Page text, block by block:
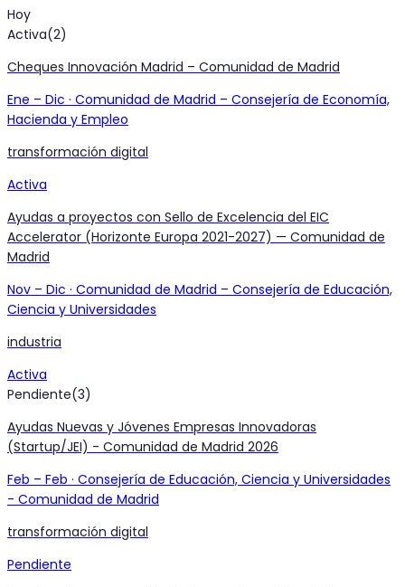
Hoy
Activa(2)
Cheques Innovación Madrid – Comunidad de Madrid
Ene – Dic · Comunidad de Madrid – Consejería de Economía,
Hacienda y Empleo
transformación digital
Activa
Ayudas a proyectos con Sello de Excelencia del EIC
Accelerator (Horizonte Europa 2021-2027) — Comunidad de
Madrid
Nov – Dic · Comunidad de Madrid – Consejería de Educación,
Ciencia y Universidades
industria
Activa
Pendiente(3)
Ayudas Nuevas y Jóvenes Empresas Innovadoras
(Startup/JEI) - Comunidad de Madrid 2026
Feb – Feb · Consejería de Educación, Ciencia y Universidades
- Comunidad de Madrid
transformación digital
Pendiente